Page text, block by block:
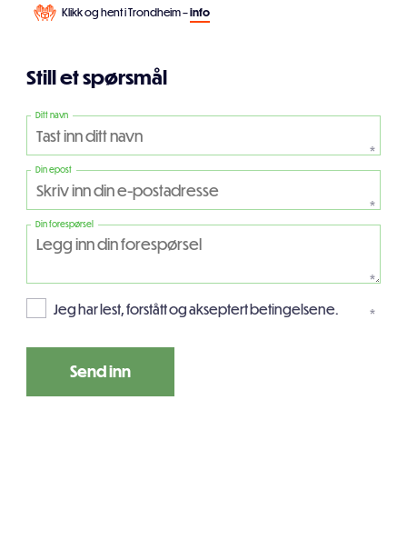
Klikk og hent i Trondheim –info
Still et spørsmål
Ditt navn
*
Din epost
*
Din forespørsel
*
Jeg har lest, forstått og akseptert betingelsene. *